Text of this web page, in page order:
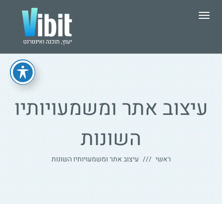
תפריט
עיצוב אתר ומשמעויותיו
השונות
ראשי עיצוב אתר ומשמעויותיו השונות